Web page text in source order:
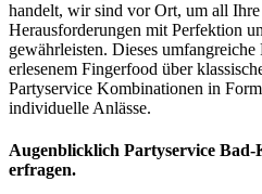
handelt, wir sind vor Ort, um all
Herausforderungen mit Perfektion
gewährleisten. Dieses
erlesenem Fingerfood über
Partyservice Kombinationen in
individuelle Anlässe.
Augenblicklich Partyservice
erfragen.